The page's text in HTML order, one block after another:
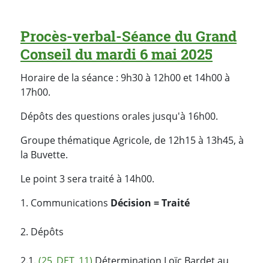
Procès-verbal-Séance du Grand
Conseil du mardi 6 mai 2025
Horaire de la séance : 9h30 à 12h00 et 14h00 à
17h00.
Dépôts des questions orales jusqu'à 16h00.
Groupe thématique Agricole, de 12h15 à 13h45, à
la Buvette.
Le point 3 sera traité à 14h00.
1. Communications Décision = Traité
2. Dépôts